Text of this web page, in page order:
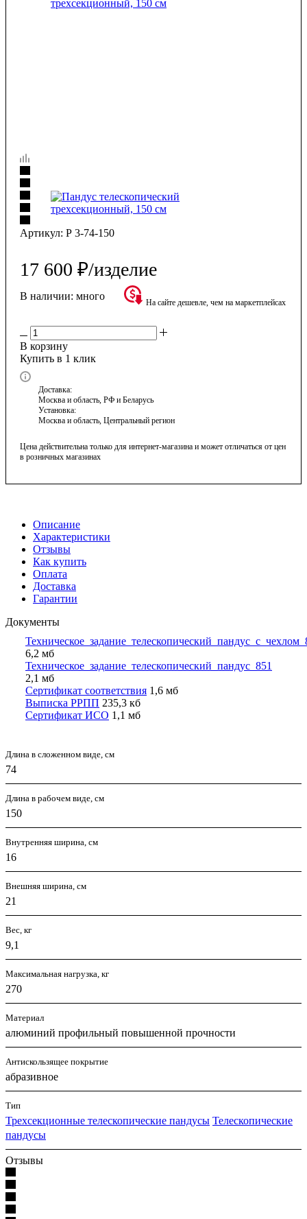
Артикул: Р 3-74-150
17 600 ₽/изделие
В наличии: много
На сайте дешевле, чем на маркетплейсах
В корзину
Купить в 1 клик
Доставка:
Москва и область, РФ и Беларусь
Установка:
Москва и область, Центральный регион
Цена действительна только для интернет-магазина и может отличаться от цен
в розничных магазинах
Описание
Характеристики
Отзывы
Как купить
Оплата
Доставка
Гарантии
Документы
6,2 мб
Техническое_задание_телескопический_пандус_851
2,1 мб
Сертификат соответствия 1,6 мб
Выписка РРПП 235,3 кб
Сертификат ИСО 1,1 мб
Длина в сложенном виде, см
74
Длина в рабочем виде, см
150
Внутренняя ширина, см
16
Внешняя ширина, см
21
Вес, кг
9,1
Максимальная нагрузка, кг
270
Материал
алюминий профильный повышенной прочности
Антискользящее покрытие
абразивное
Тип
Трехсекционные телескопические пандусы Телескопические
пандусы
Отзывы